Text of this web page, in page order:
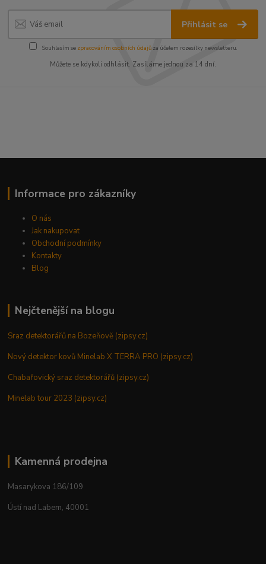
Přihlásit se
Souhlasím se zpracováním osobních údajůza účelem rozesílky newsletteru.
Můžete se kdykoli odhlásit. Zasíláme jednou za 14 dní.
Informace pro zákazníky
O nás
Jak nakupovat
Obchodní podmínky
Kontakty
Blog
Nejčtenější na blogu
Sraz detektorářů na Bozeňově (zipsy.cz)
Nový detektor kovů Minelab X TERRA PRO (zipsy.cz)
Chabařovický sraz detektorářů (zipsy.cz)
Minelab tour 2023 (zipsy.cz)
Kamenná prodejna
Masarykova 186/109
Ústí nad Labem, 40001